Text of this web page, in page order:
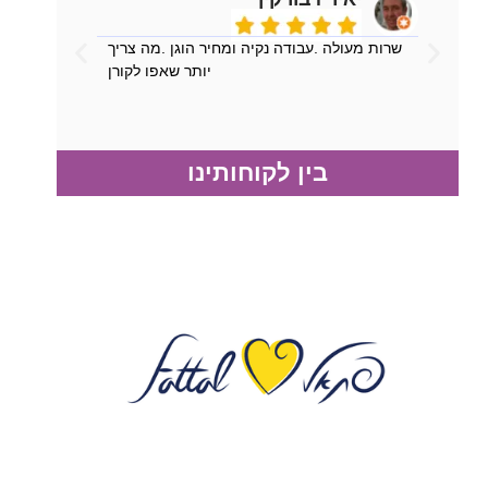
שרות מעולה .עבודה נקיה ומחיר הוגן .מה צריך
יותר שאפו לקורן
בין לקוחותינו